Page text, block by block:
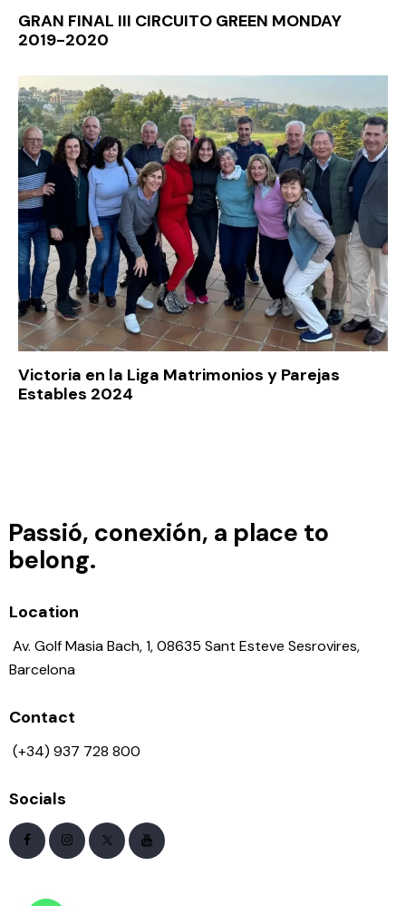
GRAN FINAL III CIRCUITO GREEN MONDAY
2019-2020
Victoria en la Liga Matrimonios y Parejas
Estables 2024
Passió, conexión, a place to
belong.
Location
Av. Golf Masia Bach, 1, 08635 Sant Esteve Sesrovires,
Barcelona
Contact
(+34) 937 728 800
Socials